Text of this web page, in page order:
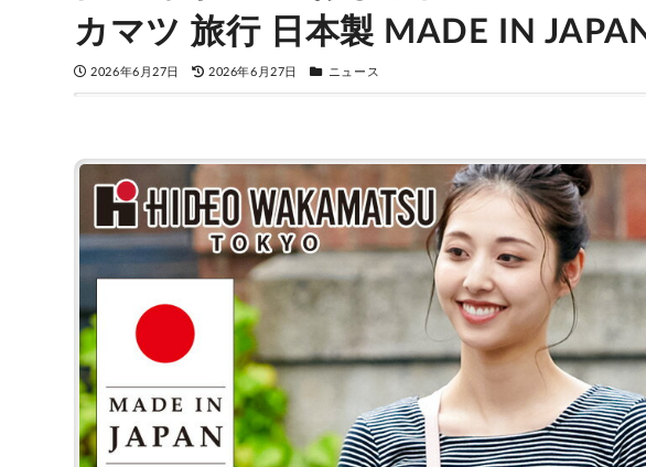
カマツ 旅行 日本製 MADE IN
2026年6月27日 2026年6月27日 ニュース